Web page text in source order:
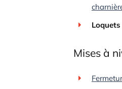
Loquets
Mises à